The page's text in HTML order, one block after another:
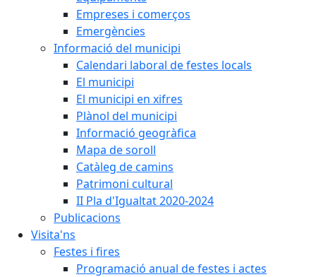
Empreses i comerços
Emergències
Informació del municipi
Calendari laboral de festes locals
El municipi
El municipi en xifres
Plànol del municipi
Informació geogràfica
Mapa de soroll
Catàleg de camins
Patrimoni cultural
II Pla d'Igualtat 2020-2024
Publicacions
Visita'ns
Festes i fires
Programació anual de festes i actes